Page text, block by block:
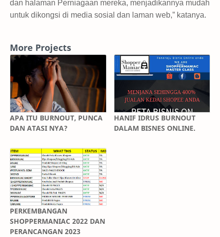
dan halaman Perniagaan mereka, menjadikannya mudah
untuk dikongsi di media sosial dan laman web,” katanya.
More Projects
APA ITU BURNOUT, PUNCA
DAN ATASI NYA?
HANIF IDRUS BURNOUT
DALAM BISNES ONLINE.
PERKEMBANGAN
SHOPPERMANIAC 2022 DAN
PERANCANGAN 2023